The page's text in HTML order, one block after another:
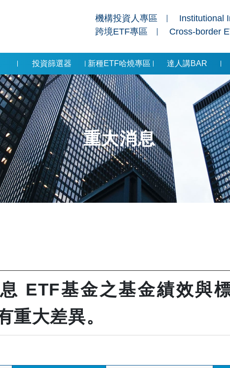
機構投資人專區 Institutional
跨境ETF專區
Cross-border
投資篩選器 新種ETF哈燒專區 達人講BAR
重大消息
ETF基金之基金績效與
大差異。